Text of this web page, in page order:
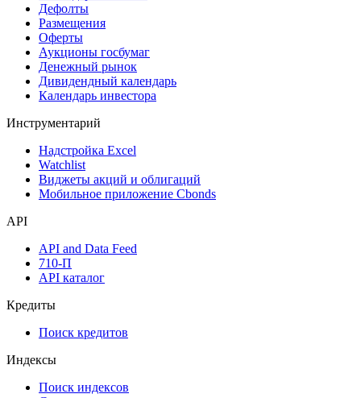
Календарь
Календарь событий
Дефолты
Размещения
Оферты
Аукционы госбумаг
Денежный рынок
Календарь инвестора
Инструментарий
Надстройка Excel
Мобильное приложение Cbonds
API
API and Data Feed
API каталог
Кредиты
Поиск кредитов